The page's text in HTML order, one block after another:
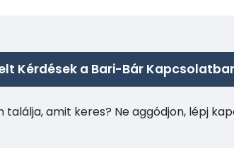
Kérdések a Bari-Bár
amit keres? Ne aggódjon, lépj